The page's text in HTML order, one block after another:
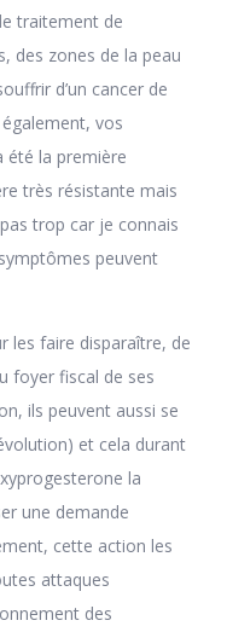
traitement de
des zones de la peau
d’un cancer de
vos
été la première
très résistante mais
trop car je connais
peuvent
les faire disparaître, de
foyer fiscal de ses
ils peuvent aussi se
et cela durant
la
une demande
cette action les
attaques
des